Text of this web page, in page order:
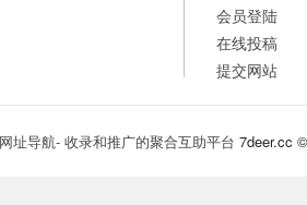
会员登陆
在线投稿
提交网站
址导航- 收录和推广的聚合互助平台 7deer.cc